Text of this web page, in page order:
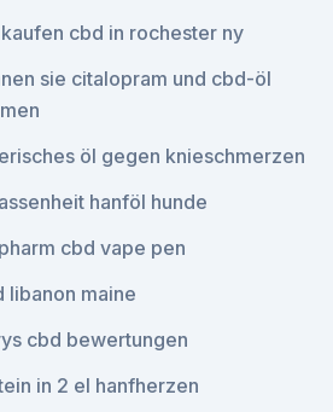
cbd in rochester ny
sie citalopram und cbd-öl
öl gegen knieschmerzen
hanföl hunde
cbd vape pen
libanon maine
cbd bewertungen
in 2 el hanfherzen